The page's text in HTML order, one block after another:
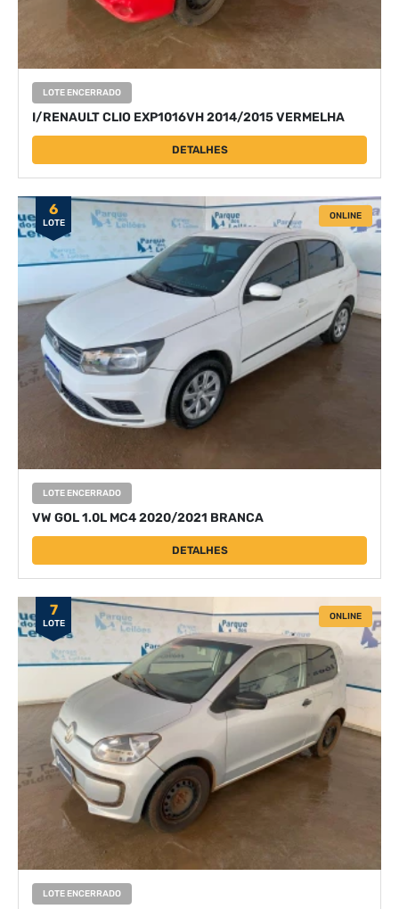
LOTE ENCERRADO
I/RENAULT CLIO EXP1016VH 2014/2015 VERMELHA
DETALHES
6
LOTE
ONLINE
LOTE ENCERRADO
VW GOL 1.0L MC4 2020/2021 BRANCA
DETALHES
7
LOTE
ONLINE
LOTE ENCERRADO